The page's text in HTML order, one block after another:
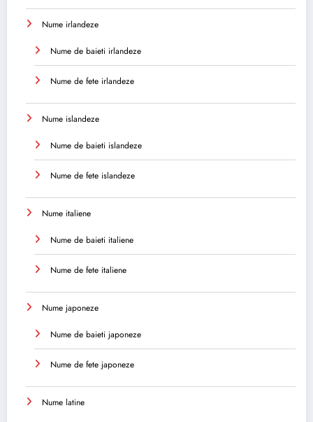
Nume irlandeze
Nume de baieti irlandeze
Nume de fete irlandeze
Nume islandeze
Nume de baieti islandeze
Nume de fete islandeze
Nume italiene
Nume de baieti italiene
Nume de fete italiene
Nume japoneze
Nume de baieti japoneze
Nume de fete japoneze
Nume latine